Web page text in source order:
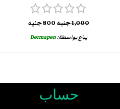
1,000جنيه 800جنيه
يباع بواسطة:Dermapen
حساب